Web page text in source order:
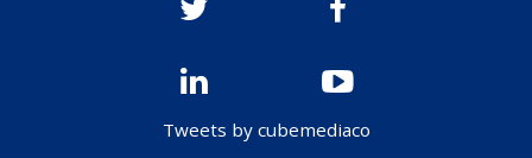
Tweets by cubemediaco